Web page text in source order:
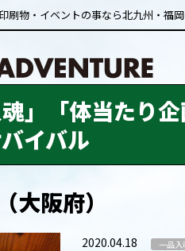
刷物・イベントの事なら北九州・福
魂」「体当たり企
イバル
大阪府）
2020.04.18 一品入